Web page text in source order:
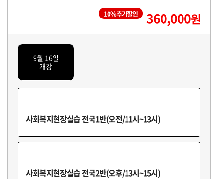
사회복지현장실습E반(오후/15시~17시)
마감
마감
10%추가할인 360,000원
9월 16일
개강
사회복지현장실습 전국1반(오전/11시~13시)
사회복지현장실습 전국2반(오후/13시~15시)